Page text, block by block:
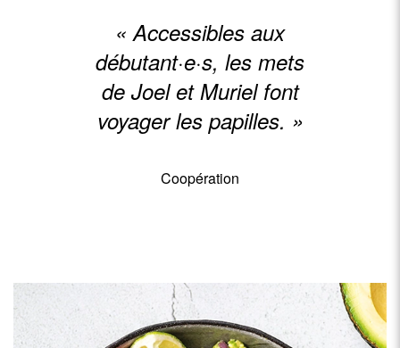
« Accessibles aux
débutant·e·s, les mets
de Joel et Muriel font
voyager les papilles. »
Coopération